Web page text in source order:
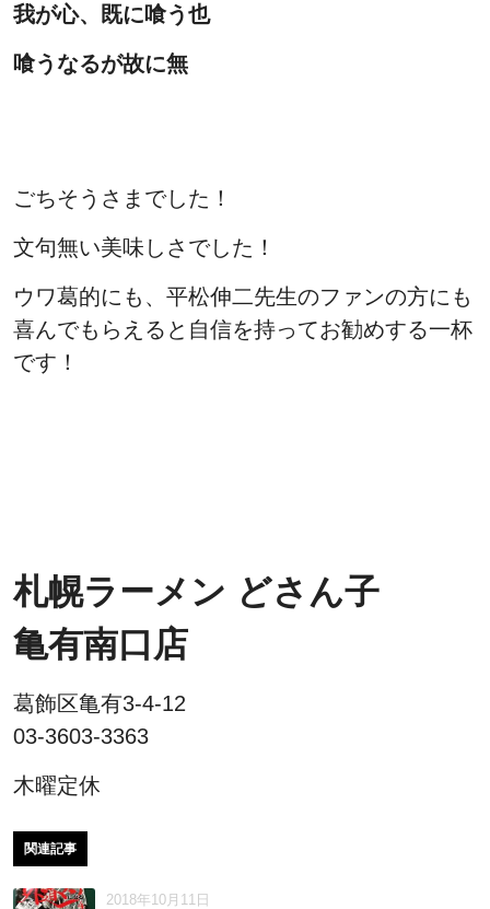
我が心、既に喰う也
喰うなるが故に無
ごちそうさまでした！
文句無い美味しさでした！
ウワ葛的にも、平松伸二先生のファンの方にも
喜んでもらえると自信を持ってお勧めする一杯
です！
札幌ラーメン どさん子
亀有南口店
葛飾区亀有3-4-12
03-3603-3363
木曜定休
関連記事
2018年10月11日